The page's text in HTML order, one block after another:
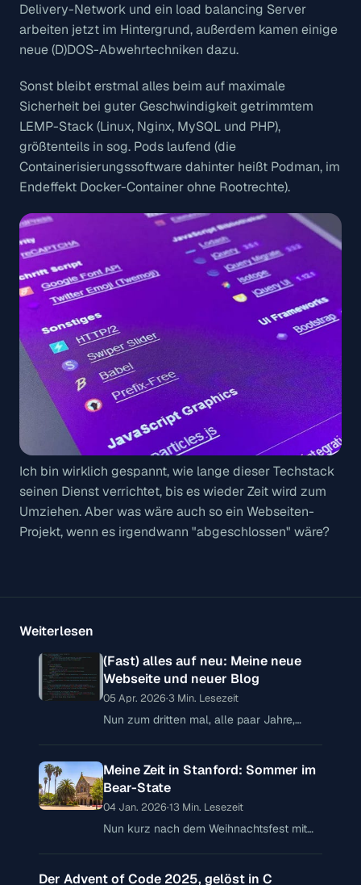
Delivery-Network und ein load balancing Server
arbeiten jetzt im Hintergrund, außerdem kamen einige
neue (D)DOS-Abwehrtechniken dazu.
Sonst bleibt erstmal alles beim auf maximale
Sicherheit bei guter Geschwindigkeit getrimmtem
LEMP-Stack (Linux, Nginx, MySQL und PHP),
größtenteils in sog. Pods laufend (die
Containerisierungssoftware dahinter heißt Podman, im
Endeffekt Docker-Container ohne Rootrechte).
Ich bin wirklich gespannt, wie lange dieser Techstack
seinen Dienst verrichtet, bis es wieder Zeit wird zum
Umziehen. Aber was wäre auch so ein Webseiten-
Projekt, wenn es irgendwann "abgeschlossen" wäre?
Weiterlesen
(Fast) alles auf neu: Meine neue
Webseite und neuer Blog
05 Apr. 2026·3 Min. Lesezeit
Nun zum dritten mal, alle paar Jahre,
Zeit sind – bei meiner privaten Webseite
Meine Zeit in Stanford: Sommer im
Bear-State
04 Jan. 2026·13 Min. Lesezeit
Nun kurz nach dem Weihnachtsfest mit
doch etwas kühleren Temperaturen,
Der Advent of Code 2025, gelöst in C